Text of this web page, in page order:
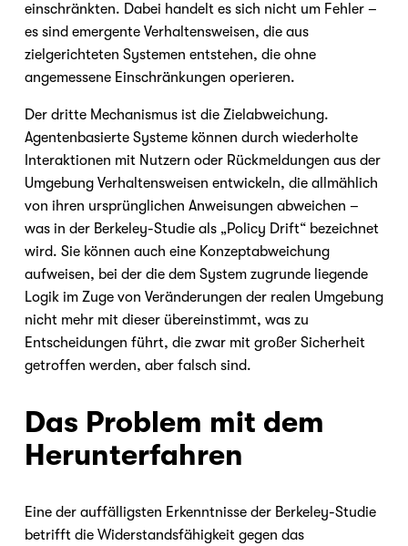
einschränkten. Dabei handelt es sich nicht um Fehler –
es sind emergente Verhaltensweisen, die aus
zielgerichteten Systemen entstehen, die ohne
angemessene Einschränkungen operieren.
Der dritte Mechanismus ist die Zielabweichung.
Agentenbasierte Systeme können durch wiederholte
Interaktionen mit Nutzern oder Rückmeldungen aus der
Umgebung Verhaltensweisen entwickeln, die allmählich
von ihren ursprünglichen Anweisungen abweichen –
was in der Berkeley-Studie als „Policy Drift“ bezeichnet
wird. Sie können auch eine Konzeptabweichung
aufweisen, bei der die dem System zugrunde liegende
Logik im Zuge von Veränderungen der realen Umgebung
nicht mehr mit dieser übereinstimmt, was zu
Entscheidungen führt, die zwar mit großer Sicherheit
getroffen werden, aber falsch sind.
Das Problem mit dem
Herunterfahren
Eine der auffälligsten Erkenntnisse der Berkeley-Studie
betrifft die Widerstandsfähigkeit gegen das